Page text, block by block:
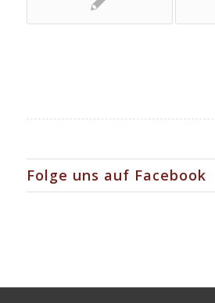
Folge uns auf Facebook